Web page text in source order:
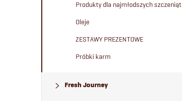
Produkty dla najmłodszych szczeniąt
Oleje
ZESTAWY PREZENTOWE
Próbki karm
Fresh Journey